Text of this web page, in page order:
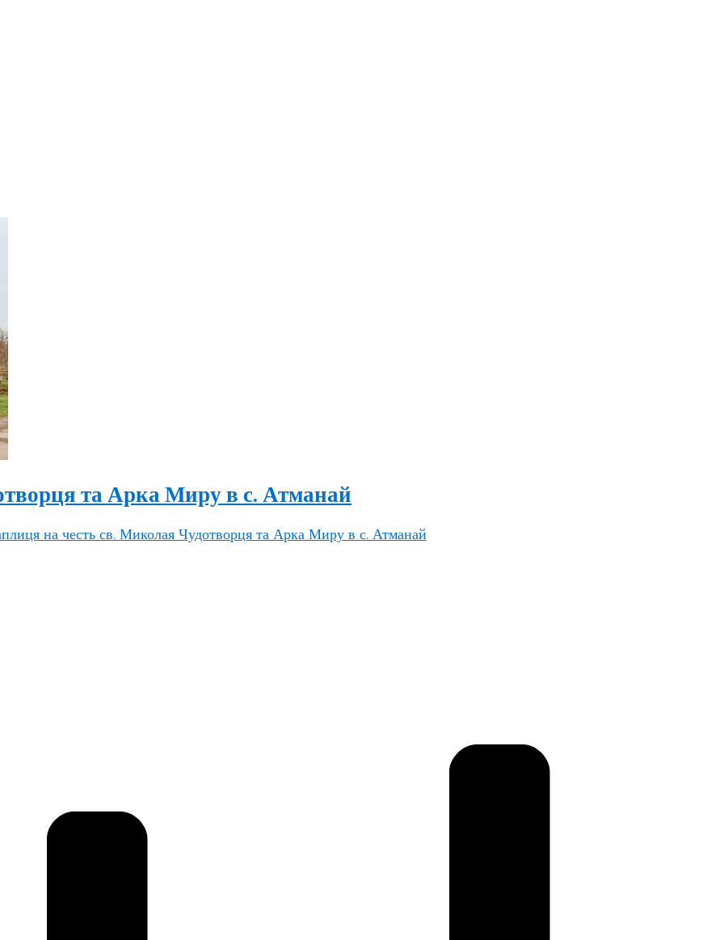
та Арка Миру в с. Атманай
на честь св. Миколая Чудотворця та Арка Миру в с. Атманай